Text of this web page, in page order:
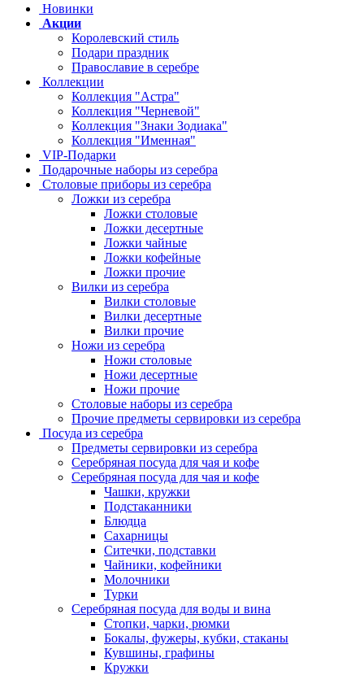
Новинки
Акции
Королевский стиль
Подари праздник
Православие в серебре
Коллекции
Коллекция "Астра"
Коллекция "Черневой"
Коллекция "Знаки Зодиака"
Коллекция "Именная"
VIP-Подарки
Подарочные наборы из серебра
Столовые приборы из серебра
Ложки из серебра
Ложки столовые
Ложки десертные
Ложки чайные
Ложки кофейные
Ложки прочие
Вилки из серебра
Вилки столовые
Вилки десертные
Вилки прочие
Ножи из серебра
Ножи столовые
Ножи десертные
Ножи прочие
Столовые наборы из серебра
Прочие предметы сервировки из серебра
Посуда из серебра
Предметы сервировки из серебра
Серебряная посуда для чая и кофе
Серебряная посуда для чая и кофе
Чашки, кружки
Подстаканники
Блюдца
Сахарницы
Ситечки, подставки
Чайники, кофейники
Молочники
Турки
Серебряная посуда для воды и вина
Стопки, чарки, рюмки
Бокалы, фужеры, кубки, стаканы
Кувшины, графины
Кружки